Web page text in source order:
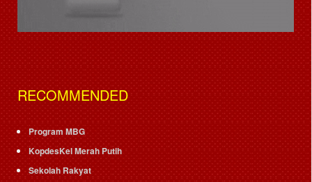
RECOMMENDED
Program MBG
KopdesKel Merah Putih
Sekolah Rakyat